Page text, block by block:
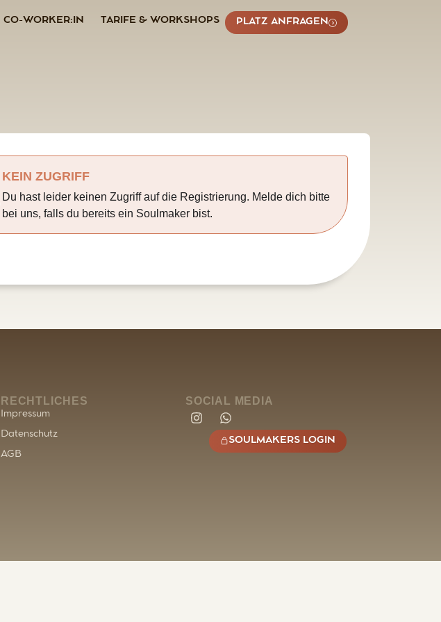
CO-WORKER:IN TARIFE & WORKSHOPS PLATZ ANFRAGEN
KEIN ZUGRIFF
Du hast leider keinen Zugriff auf die Registrierung. Melde dich bitte
bei uns, falls du bereits ein Soulmaker bist.
RECHTLICHES
Impressum
Datenschutz
AGB
SOCIAL MEDIA
SOULMAKERS LOGIN